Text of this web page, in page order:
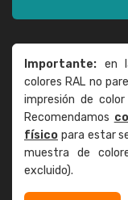
Importante: en
colores RAL no
impresión de
Recomendamos
físico para estar
muestra de
excluido).